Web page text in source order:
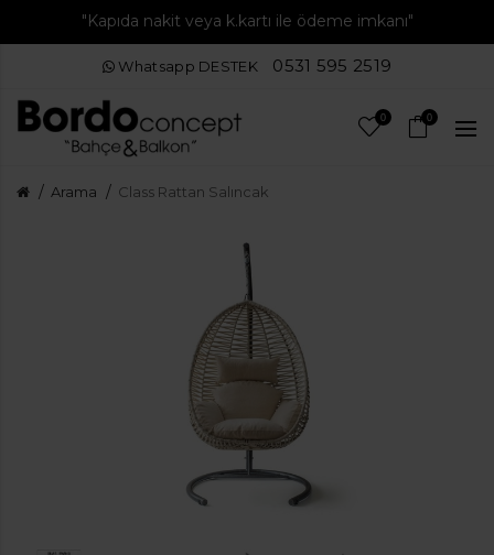
"Kapıda nakit veya k.kartı ile ödeme imkanı"
Whatsapp DESTEK 0531 595 2519
0 0
Arama Class Rattan Salıncak